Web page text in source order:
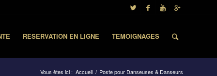
RESERVATION EN LIGNE TEMOIGNAGES
Vous êtes ici : Accueil / Poste pour Danseuses & Danseurs